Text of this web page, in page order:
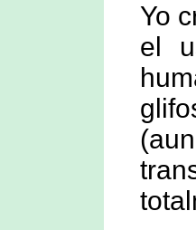
Yo
el